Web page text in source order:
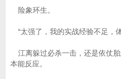
险象环生。
“太强了，我的实战经验不足，
江离躲过必杀一击，还是依仗胎
本能反应。